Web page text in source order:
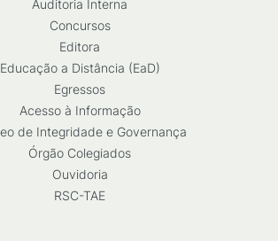
Auditoria Interna
Concursos
Editora
Educação a Distância (EaD)
Egressos
Acesso à Informação
de Integridade e Governança
Órgão Colegiados
Ouvidoria
RSC-TAE